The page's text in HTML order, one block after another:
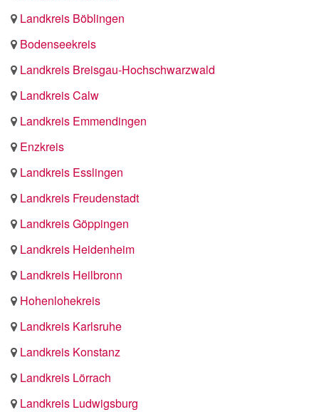
Landkreis Böblingen
Bodenseekreis
Landkreis Breisgau-Hochschwarzwald
Landkreis Calw
Landkreis Emmendingen
Enzkreis
Landkreis Esslingen
Landkreis Freudenstadt
Landkreis Göppingen
Landkreis Heidenheim
Landkreis Heilbronn
Hohenlohekreis
Landkreis Karlsruhe
Landkreis Konstanz
Landkreis Lörrach
Landkreis Ludwigsburg